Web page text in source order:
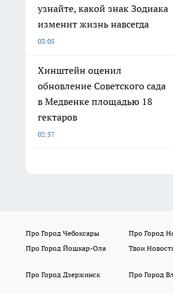
узнайте, какой знак Зодиака
изменит жизнь навсегда
03:05
Хинштейн оценил
обновление Советского сада
в Медвенке площадью 18
гектаров
02:57
Про Город Чебоксары Про Город
Про Город Йошкар-Ола
Твои
Про Город Дзержинск
Про Город